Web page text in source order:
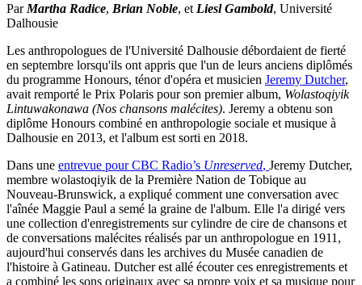
Par Martha Radice, Brian Noble, et Liesl Gambold, Université
Dalhousie
Les anthropologues de l'Université Dalhousie débordaient de fierté
en septembre lorsqu'ils ont appris que l'un de leurs anciens diplômés
du programme Honours, ténor d'opéra et musicien Jeremy Dutcher,
avait remporté le Prix Polaris pour son premier album, Wolastoqiyik
Lintuwakonawa (Nos chansons malécites). Jeremy a obtenu son
diplôme Honours combiné en anthropologie sociale et musique à
Dalhousie en 2013, et l'album est sorti en 2018.
Dans une entrevue pour CBC Radio’s Unreserved, Jeremy Dutcher,
membre wolastoqiyik de la Première Nation de Tobique au
Nouveau-Brunswick, a expliqué comment une conversation avec
l'aînée Maggie Paul a semé la graine de l'album. Elle l'a dirigé vers
une collection d'enregistrements sur cylindre de cire de chansons et
de conversations malécites réalisés par un anthropologue en 1911,
aujourd'hui conservés dans les archives du Musée canadien de
l'histoire à Gatineau. Dutcher est allé écouter ces enregistrements et
a combiné les sons originaux avec sa propre voix et sa musique pour